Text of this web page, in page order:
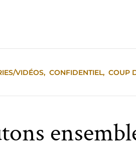
VIDÉOS, CONFIDENTIEL, COUP